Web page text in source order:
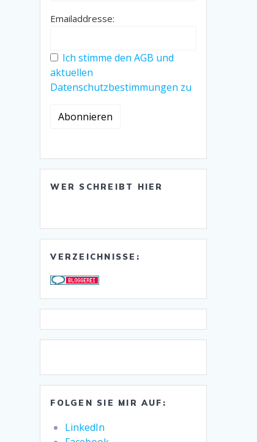
Emailaddresse:
Ich stimme den AGB und
aktuellen
Datenschutzbestimmungen zu
WER SCHREIBT HIER
VERZEICHNISSE:
FOLGEN SIE MIR AUF:
LinkedIn